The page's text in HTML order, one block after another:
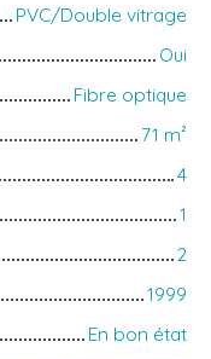
PVC/Double vitrage
Oui
Fibre optique
71 m²
4
1
2
1999
En bon état